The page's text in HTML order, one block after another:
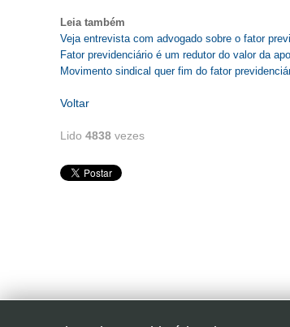
Leia também
Veja entrevista com advogado sobre o fator
Fator previdenciário é um redutor do valor da
Movimento sindical quer fim do fator
Voltar
Lido 4838 vezes